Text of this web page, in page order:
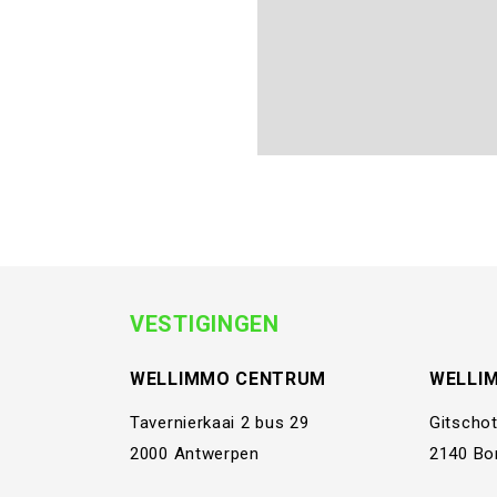
VESTIGINGEN
WELLIMMO CENTRUM
Tavernierkaai 2 bus 29
2000 Antwerpen
2140